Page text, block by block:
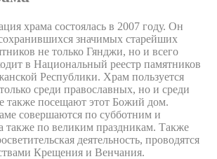
храма состоялась в 2007 году. Он
значимых старейших
не только Гянджи, но и всего
в Национальный реестр памятников
Республики. Храм пользуется
среди православных, но и среди
также посещают этот Божий дом.
совершаются по субботним и
также по великим праздникам. Также
деятельность, проводятся
Крещения и Венчания.